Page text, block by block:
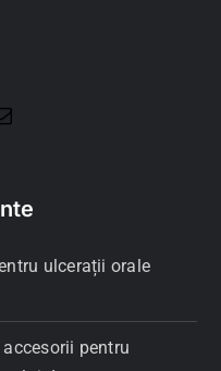
ulcerații orale
pentru